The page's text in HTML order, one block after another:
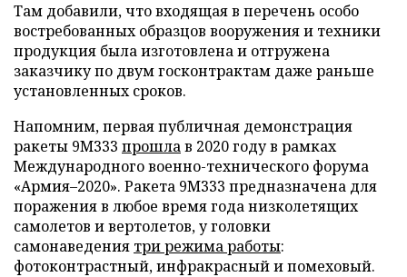
Там добавили, что входящая в перечень особо
востребованных образцов вооружения и техники
продукция была изготовлена и отгружена
заказчику по двум госконтрактам даже раньше
установленных сроков.
Напомним, первая публичная демонстрация
ракеты 9М333 прошлав 2020 году в рамках
Международного военно-технического форума
«Армия–2020». Ракета 9М333 предназначена для
поражения в любое время года низколетящих
самолетов и вертолетов, у головки
самонаведения три режима работы:
фотоконтрастный, инфракрасный и помеховый.